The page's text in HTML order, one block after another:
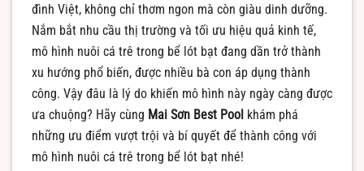
đình Việt, không chỉ thơm ngon mà còn giàu dinh dưỡng.
Nắm bắt nhu cầu thị trường và tối ưu hiệu quả kinh tế,
mô hình nuôi cá trê trong bể lót bạt đang dần trở thành
xu hướng phổ biến, được nhiều bà con áp dụng thành
công. Vậy đâu là lý do khiến mô hình này ngày càng được
ưa chuộng? Hãy cùng Mai Sơn Best Pool khám phá
những ưu điểm vượt trội và bí quyết để thành công với
mô hình nuôi cá trê trong bể lót bạt nhé!